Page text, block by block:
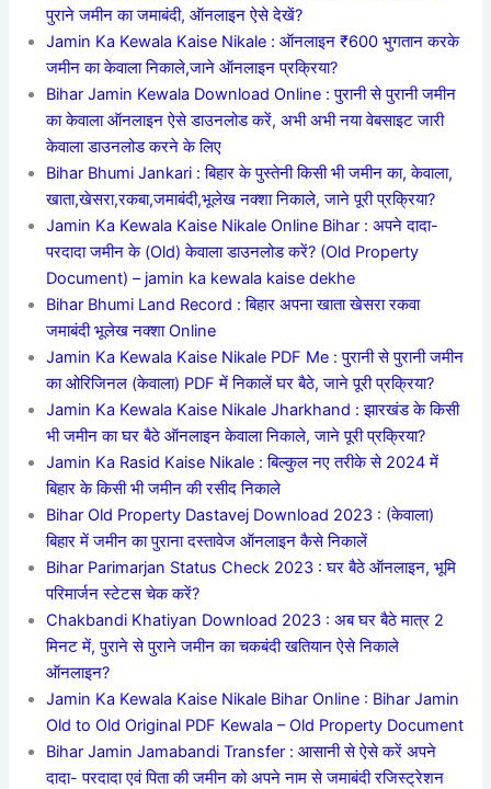
पुराने जमीन का जमाबंदी, ऑनलाइन ऐसे देखें?
Jamin Ka Kewala Kaise Nikale : ऑनलाइन ₹600 भुगतान करके
जमीन का केवाला निकाले,जाने ऑनलाइन प्रक्रिया?
Bihar Jamin Kewala Download Online : पुरानी से पुरानी जमीन
का केवाला ऑनलाइन ऐसे डाउनलोड करें, अभी अभी नया वेबसाइट जारी
केवाला डाउनलोड करने के लिए
Bihar Bhumi Jankari : बिहार के पुस्तेनी किसी भी जमीन का, केवाला,
खाता,खेसरा,रकबा,जमाबंदी,भूलेख नक्शा निकाले, जाने पूरी प्रक्रिया?
Jamin Ka Kewala Kaise Nikale Online Bihar : अपने दादा-
परदादा जमीन के (Old) केवाला डाउनलोड करें? (Old Property
Document) – jamin ka kewala kaise dekhe
Bihar Bhumi Land Record : बिहार अपना खाता खेसरा रकवा
जमाबंदी भूलेख नक्शा Online
Jamin Ka Kewala Kaise Nikale PDF Me : पुरानी से पुरानी जमीन
का ओरिजिनल (केवाला) PDF में निकालें घर बैठे, जाने पूरी प्रक्रिया?
Jamin Ka Kewala Kaise Nikale Jharkhand : झारखंड के किसी
भी जमीन का घर बैठे ऑनलाइन केवाला निकाले, जाने पूरी प्रक्रिया?
Jamin Ka Rasid Kaise Nikale : बिल्कुल नए तरीके से 2024 में
बिहार के किसी भी जमीन की रसीद निकाले
Bihar Old Property Dastavej Download 2023 : (केवाला)
बिहार में जमीन का पुराना दस्तावेज ऑनलाइन कैसे निकालें
Bihar Parimarjan Status Check 2023 : घर बैठे ऑनलाइन, भूमि
परिमार्जन स्टेटस चेक करें?
Chakbandi Khatiyan Download 2023 : अब घर बैठे मात्र 2
मिनट में, पुराने से पुराने जमीन का चकबंदी खतियान ऐसे निकाले
ऑनलाइन?
Jamin Ka Kewala Kaise Nikale Bihar Online : Bihar Jamin
Old to Old Original PDF Kewala – Old Property Document
Bihar Jamin Jamabandi Transfer : आसानी से ऐसे करें अपने
दादा- परदादा एवं पिता की जमीन को अपने नाम से जमाबंदी रजिस्ट्रेशन